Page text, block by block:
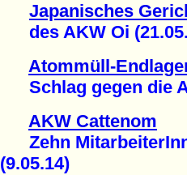
Japanisches
des AKW Oi
Atommüll-
Schlag gegen die
AKW Cattenom
Zehn
(9.05.14)